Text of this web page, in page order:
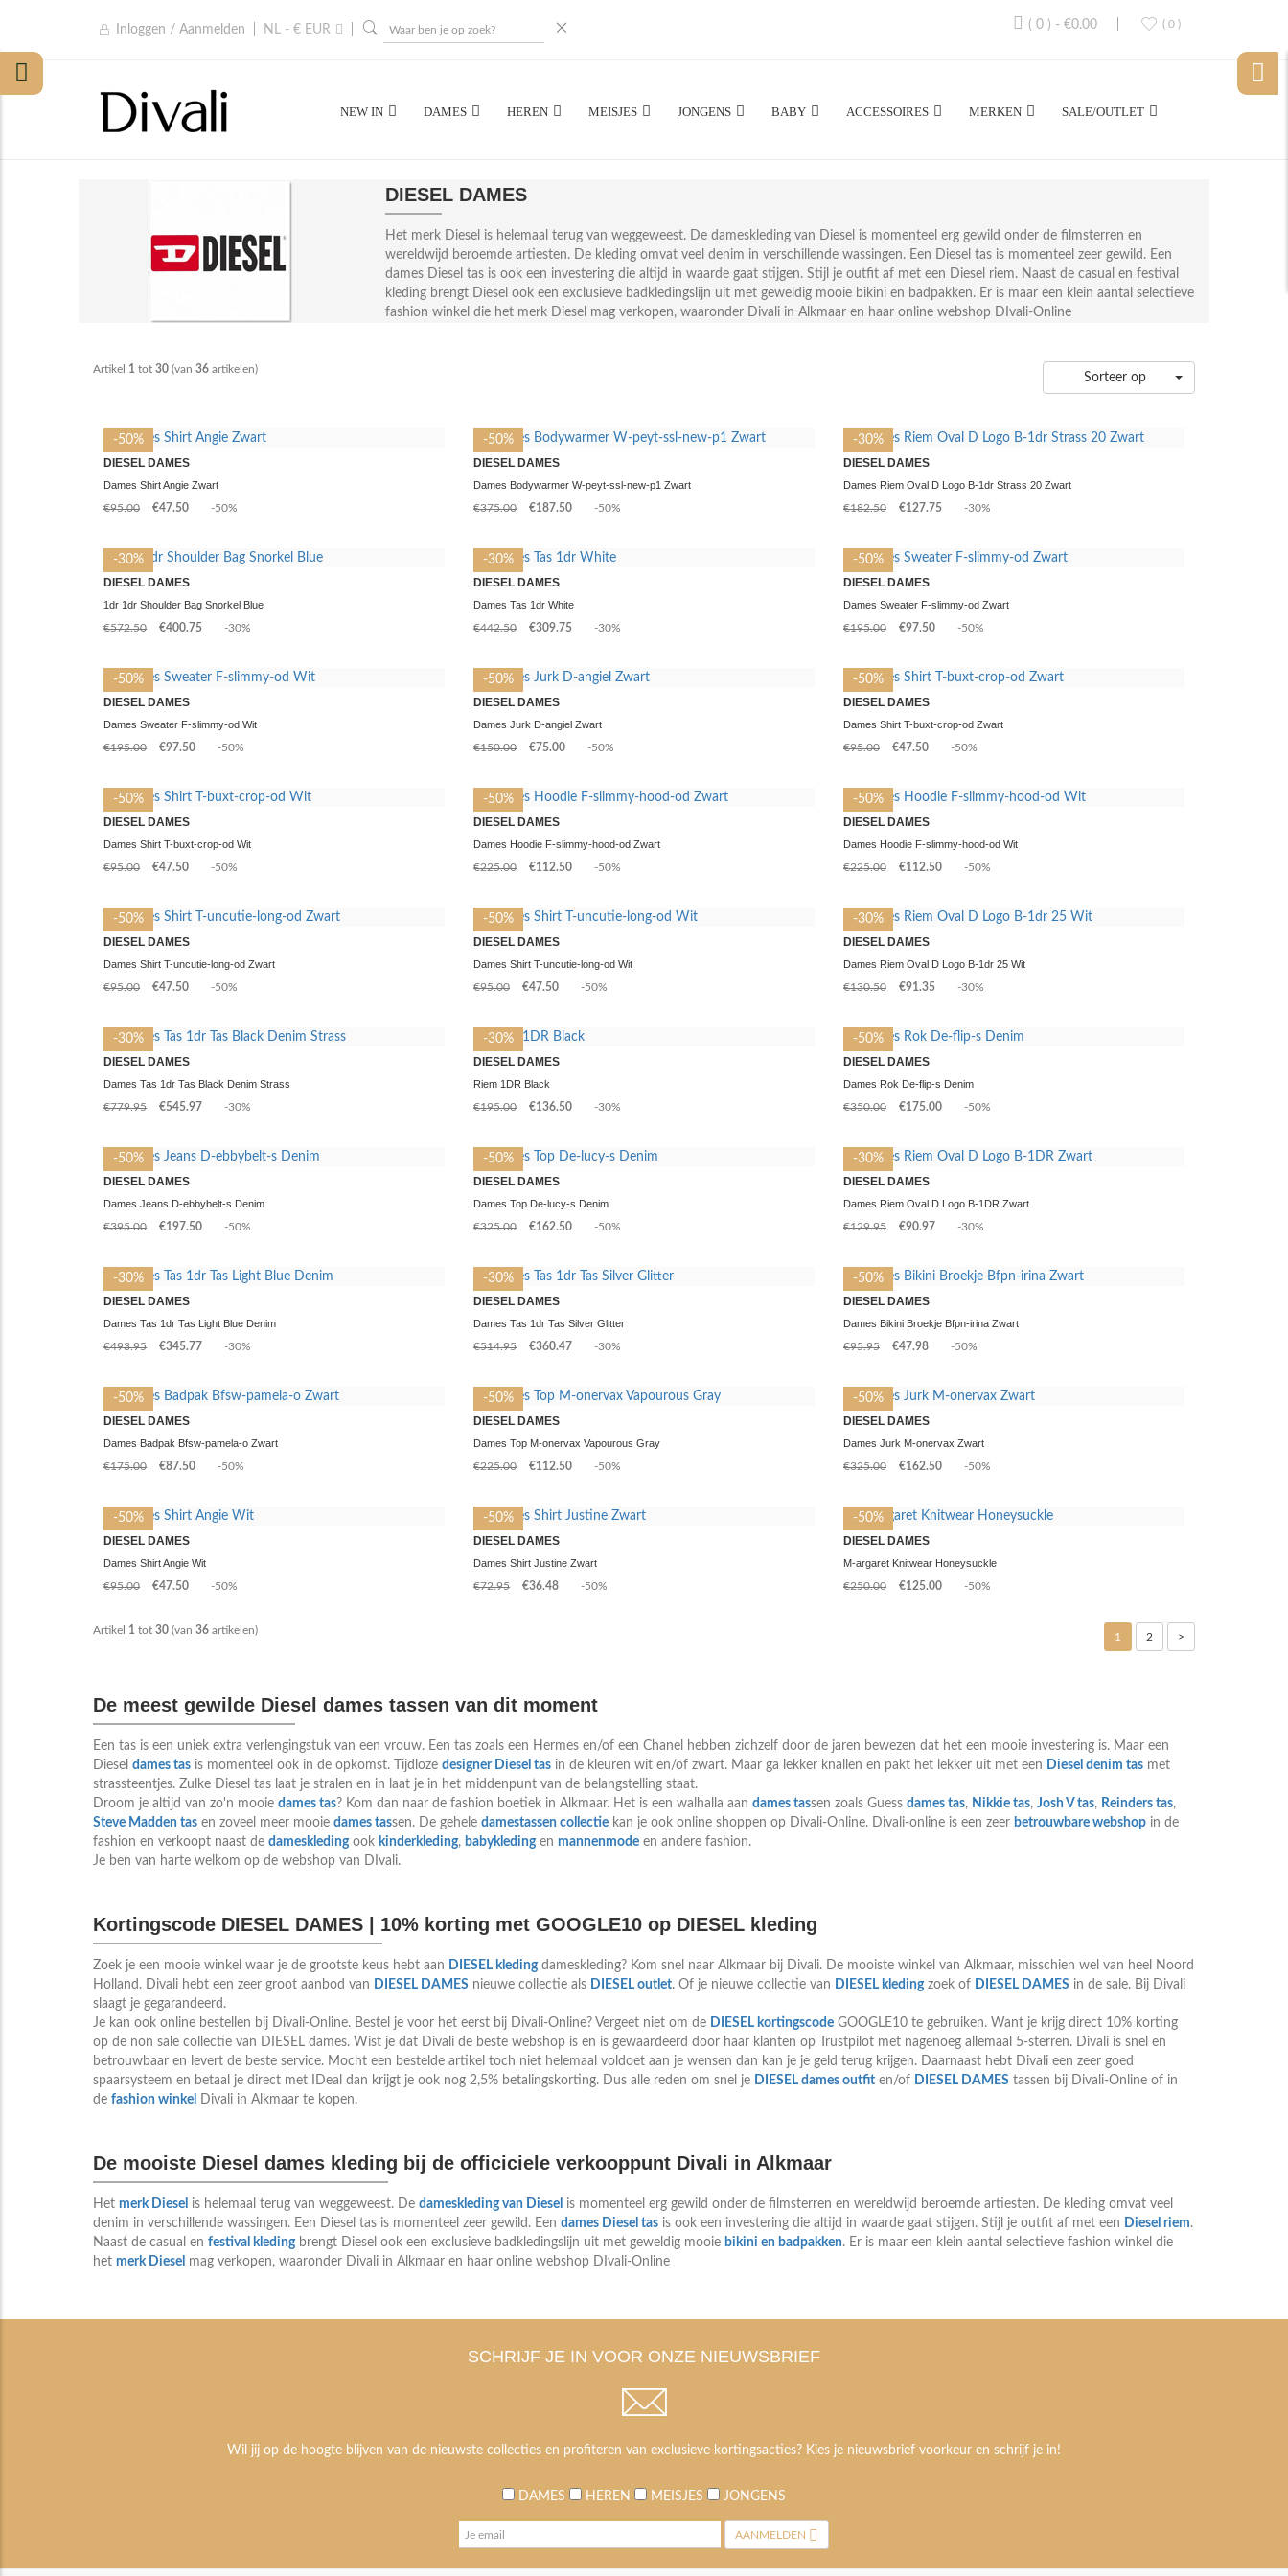
Inloggen / Aanmelden NL - € EUR ( 0 )
( 0 ) - €0.00
NEW IN DAMES HEREN MEISJES JONGENS BABY ACCESSOIRES MERKEN SALE/OUTLET
DIESEL DAMES
Het merk Diesel is helemaal terug van weggeweest. De dameskleding van Diesel is momenteel erg gewild onder de filmsterren en
wereldwijd beroemde artiesten. De kleding omvat veel denim in verschillende wassingen. Een Diesel tas is momenteel zeer gewild. Een
dames Diesel tas is ook een investering die altijd in waarde gaat stijgen. Stijl je outfit af met een Diesel riem. Naast de casual en festival
kleding brengt Diesel ook een exclusieve badkledingslijn uit met geweldig mooie bikini en badpakken. Er is maar een klein aantal selectieve
fashion winkel die het merk Diesel mag verkopen, waaronder Divali in Alkmaar en haar online webshop DIvali-Online
Artikel 1 tot 30 (van 36 artikelen)
Sorteer op
-50%
DIESEL DAMES
Dames Shirt Angie Zwart
€95.00
€47.50 -50%
-50%
DIESEL DAMES
Dames Bodywarmer W-peyt-ssl-new-p1 Zwart
€375.00
€187.50 -50%
-30%
DIESEL DAMES
Dames Riem Oval D Logo B-1dr Strass 20 Zwart
€182.50
€127.75 -30%
-30%
DIESEL DAMES
1dr 1dr Shoulder Bag Snorkel Blue
€572.50
€400.75 -30%
-30%
DIESEL DAMES
Dames Tas 1dr White
€442.50
€309.75 -30%
-50%
DIESEL DAMES
Dames Sweater F-slimmy-od Zwart
€195.00
€97.50 -50%
-50%
DIESEL DAMES
Dames Sweater F-slimmy-od Wit
€195.00
€97.50 -50%
-50%
DIESEL DAMES
Dames Jurk D-angiel Zwart
€150.00
€75.00 -50%
-50%
DIESEL DAMES
Dames Shirt T-buxt-crop-od Zwart
€95.00
€47.50 -50%
-50%
DIESEL DAMES
Dames Shirt T-buxt-crop-od Wit
€95.00
€47.50 -50%
-50%
DIESEL DAMES
Dames Hoodie F-slimmy-hood-od Zwart
€225.00
€112.50 -50%
-50%
DIESEL DAMES
Dames Hoodie F-slimmy-hood-od Wit
€225.00
€112.50 -50%
-50%
DIESEL DAMES
Dames Shirt T-uncutie-long-od Zwart
€95.00
€47.50 -50%
-50%
DIESEL DAMES
Dames Shirt T-uncutie-long-od Wit
€95.00
€47.50 -50%
-30%
DIESEL DAMES
Dames Riem Oval D Logo B-1dr 25 Wit
€130.50
€91.35 -30%
-30%
DIESEL DAMES
Dames Tas 1dr Tas Black Denim Strass
€779.95
€545.97 -30%
-30%
DIESEL DAMES
Riem 1DR Black
€195.00
€136.50 -30%
-50%
DIESEL DAMES
Dames Rok De-flip-s Denim
€350.00
€175.00 -50%
-50%
DIESEL DAMES
Dames Jeans D-ebbybelt-s Denim
€395.00
€197.50 -50%
-50%
DIESEL DAMES
Dames Top De-lucy-s Denim
€325.00
€162.50 -50%
-30%
DIESEL DAMES
Dames Riem Oval D Logo B-1DR Zwart
€129.95
€90.97 -30%
-30%
DIESEL DAMES
Dames Tas 1dr Tas Light Blue Denim
€493.95
€345.77 -30%
-30%
DIESEL DAMES
Dames Tas 1dr Tas Silver Glitter
€514.95
€360.47 -30%
-50%
DIESEL DAMES
Dames Bikini Broekje Bfpn-irina Zwart
€95.95
€47.98 -50%
-50%
DIESEL DAMES
Dames Badpak Bfsw-pamela-o Zwart
€175.00
€87.50 -50%
-50%
DIESEL DAMES
Dames Top M-onervax Vapourous Gray
€225.00
€112.50 -50%
-50%
DIESEL DAMES
Dames Jurk M-onervax Zwart
€325.00
€162.50 -50%
-50%
DIESEL DAMES
Dames Shirt Angie Wit
€95.00
€47.50 -50%
-50%
DIESEL DAMES
Dames Shirt Justine Zwart
€72.95
€36.48 -50%
-50%
DIESEL DAMES
M-argaret Knitwear Honeysuckle
€250.00
€125.00 -50%
Artikel 1 tot 30 (van 36 artikelen)
1 2 >
De meest gewilde Diesel dames tassen van dit moment
Een tas is een uniek extra verlengingstuk van een vrouw. Een tas zoals een Hermes en/of een Chanel hebben zichzelf door de jaren bewezen dat het een mooie investering is. Maar een
Diesel dames tas is momenteel ook in de opkomst. Tijdloze designer Diesel tas in de kleuren wit en/of zwart. Maar ga lekker knallen en pakt het lekker uit met een Diesel denim tas met
strassteentjes. Zulke Diesel tas laat je stralen en in laat je in het middenpunt van de belangstelling staat.
Droom je altijd van zo'n mooie dames tas? Kom dan naar de fashion boetiek in Alkmaar. Het is een walhalla aan dames tassen zoals Guess dames tas, Nikkie tas, Josh V tas, Reinders tas,
Steve Madden tas en zoveel meer mooie dames tassen. De gehele damestassen collectie kan je ook online shoppen op Divali-Online. Divali-online is een zeer betrouwbare webshop in de
fashion en verkoopt naast de dameskledingook kinderkleding, babykledingen mannenmode en andere fashion.
Je ben van harte welkom op de webshop van DIvali.
Kortingscode DIESEL DAMES | 10% korting met GOOGLE10 op DIESEL kleding
Zoek je een mooie winkel waar je de grootste keus hebt aan DIESEL kledingdameskleding? Kom snel naar Alkmaar bij Divali. De mooiste winkel van Alkmaar, misschien wel van heel Noord
Holland. Divali hebt een zeer groot aanbod van DIESEL DAMES nieuwe collectie als DIESEL outlet. Of je nieuwe collectie van DIESEL kledingzoek of DIESEL DAMES in de sale. Bij Divali
slaagt je gegarandeerd.
Je kan ook online bestellen bij Divali-Online. Bestel je voor het eerst bij Divali-Online? Vergeet niet om de DIESEL kortingscode GOOGLE10 te gebruiken. Want je krijg direct 10% korting
op de non sale collectie van DIESEL dames. Wist je dat Divali de beste webshop is en is gewaardeerd door haar klanten op Trustpilot met nagenoeg allemaal 5-sterren. Divali is snel en
betrouwbaar en levert de beste service. Mocht een bestelde artikel toch niet helemaal voldoet aan je wensen dan kan je je geld terug krijgen. Daarnaast hebt Divali een zeer goed
spaarsysteem en betaal je direct met IDeal dan krijgt je ook nog 2,5% betalingskorting. Dus alle reden om snel je DIESEL dames outfit en/of DIESEL DAMES tassen bij Divali-Online of in
de fashion winkel Divali in Alkmaar te kopen.
De mooiste Diesel dames kleding bij de officiciele verkooppunt Divali in Alkmaar
Het merk Diesel is helemaal terug van weggeweest. De dameskleding van Diesel is momenteel erg gewild onder de filmsterren en wereldwijd beroemde artiesten. De kleding omvat veel
denim in verschillende wassingen. Een Diesel tas is momenteel zeer gewild. Een dames Diesel tas is ook een investering die altijd in waarde gaat stijgen. Stijl je outfit af met een Diesel riem.
Naast de casual en festival kledingbrengt Diesel ook een exclusieve badkledingslijn uit met geweldig mooie bikini en badpakken. Er is maar een klein aantal selectieve fashion winkel die
het merk Diesel mag verkopen, waaronder Divali in Alkmaar en haar online webshop DIvali-Online
SCHRIJF JE IN VOOR ONZE NIEUWSBRIEF
Wil jij op de hoogte blijven van de nieuwste collecties en profiteren van exclusieve kortingsacties? Kies je nieuwsbrief voorkeur en schrijf je in!
DAMES HEREN MEISJES JONGENS
AANMELDEN